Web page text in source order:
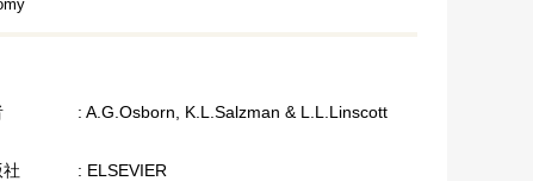
: A.G.Osborn, K.L.Salzman & L.L.Linscott
: ELSEVIER